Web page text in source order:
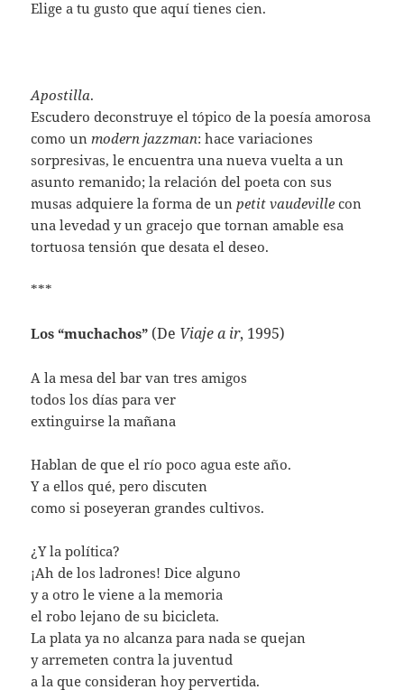
Elige a tu gusto que aquí tienes cien.
Apostilla.
Escudero deconstruye el tópico de la poesía amorosa
como unmodern jazzman: hace variaciones
sorpresivas, le encuentra una nueva vuelta a un
asunto remanido; la relación del poeta con sus
musas adquiere la forma de unpetit vaudeville con
una levedad y un gracejo que tornan amable esa
tortuosa tensión que desata el deseo.
***
Los “muchachos” (De Viaje a ir, 1995)
A la mesa del bar van tres amigos
todos los días para ver
extinguirse la mañana
Hablan de que el río poco agua este año.
Y a ellos qué, pero discuten
como si poseyeran grandes cultivos.
¿Y la política?
¡Ah de los ladrones! Dice alguno
y a otro le viene a la memoria
el robo lejano de su bicicleta.
La plata ya no alcanza para nada se quejan
y arremeten contra la juventud
a la que consideran hoy pervertida.